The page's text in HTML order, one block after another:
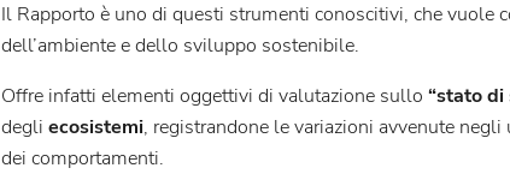
Il Rapporto è uno di questi strumenti conoscitivi, che
dell’ambiente e dello sviluppo sostenibile.
Offre infatti elementi oggettivi di valutazione sullo “stato di
degli ecosistemi, registrandone le variazioni avvenute
dei comportamenti.